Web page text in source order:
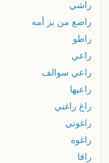
راشي
راضع من بز أمه
راطو
راعي
راعي سوالف
راعيها
راغ راغني
راغوني
راغوه
رافا